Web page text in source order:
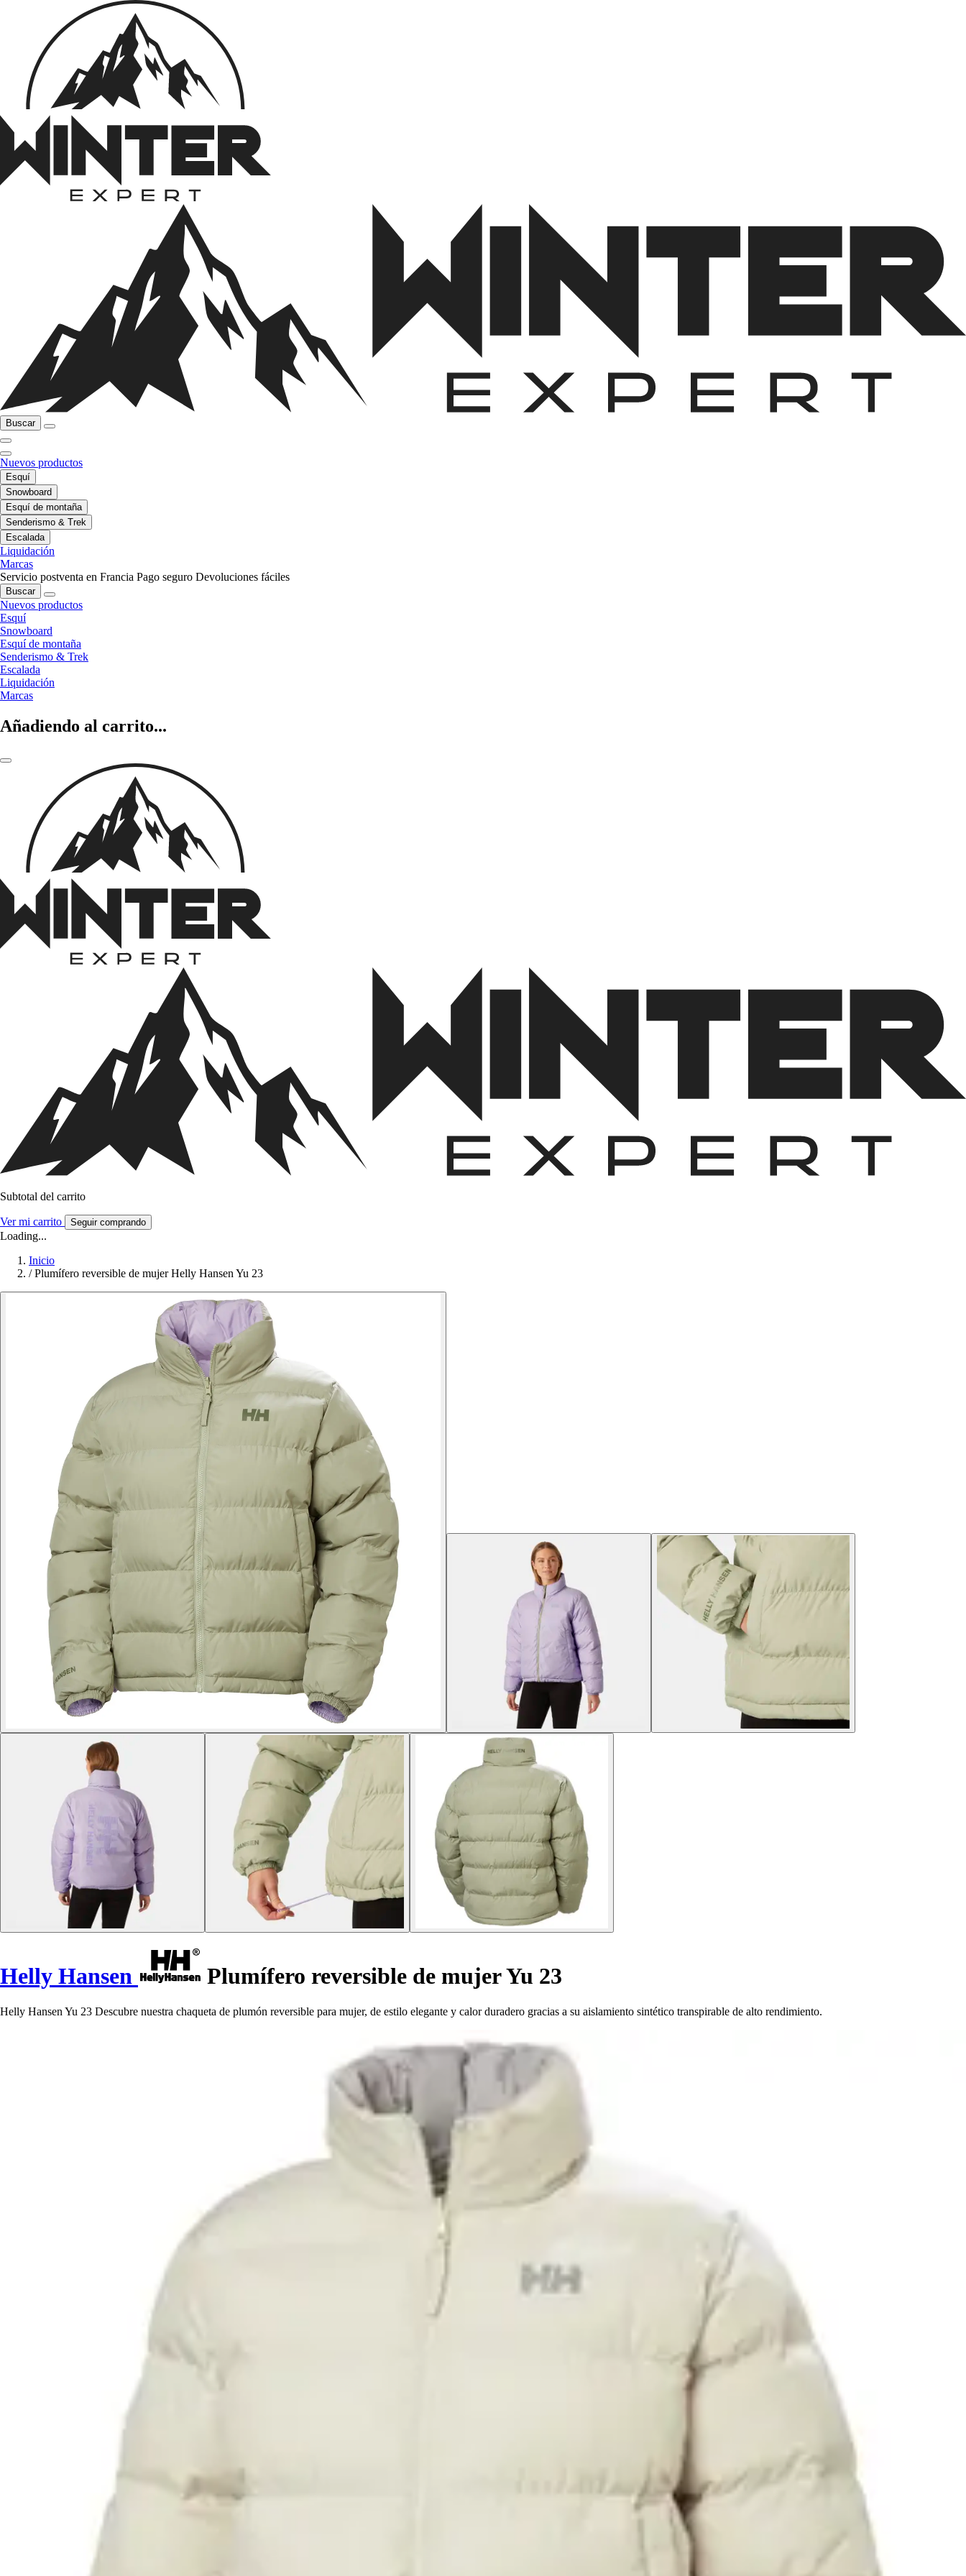
Buscar
Nuevos productos
Esquí
Snowboard
Esquí de montaña
Senderismo & Trek
Escalada
Liquidación
Marcas
Servicio postventa en Francia Pago seguro Devoluciones fáciles
Buscar
Nuevos productos
Esquí
Snowboard
Esquí de montaña
Senderismo & Trek
Escalada
Liquidación
Marcas
Añadiendo al carrito...
Subtotal del carrito
Ver mi carrito Seguir comprando
Loading...
Inicio
/ Plumífero reversible de mujer Helly Hansen Yu 23
Helly Hansen Plumífero reversible de mujer Yu 23
Helly Hansen Yu 23 Descubre nuestra chaqueta de plumón reversible para mujer, de estilo elegante y calor duradero gracias a su aislamiento sintético transpirable de alto rendimiento.